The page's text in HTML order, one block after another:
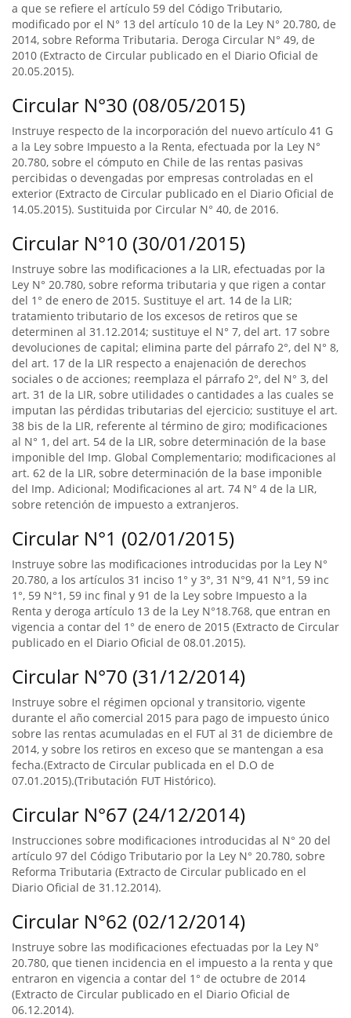
a que se refiere el artículo 59 del Código Tributario,
modificado por el N° 13 del artículo 10 de la Ley N° 20.780, de
2014, sobre Reforma Tributaria. Deroga Circular N° 49, de
2010 (Extracto de Circular publicado en el Diario Oficial de
20.05.2015).
Circular N°30 (08/05/2015)
Instruye respecto de la incorporación del nuevo artículo 41 G
a la Ley sobre Impuesto a la Renta, efectuada por la Ley N°
20.780, sobre el cómputo en Chile de las rentas pasivas
percibidas o devengadas por empresas controladas en el
exterior (Extracto de Circular publicado en el Diario Oficial de
14.05.2015). Sustituida por Circular N° 40, de 2016.
Circular N°10 (30/01/2015)
Instruye sobre las modificaciones a la LIR, efectuadas por la
Ley N° 20.780, sobre reforma tributaria y que rigen a contar
del 1° de enero de 2015. Sustituye el art. 14 de la LIR;
tratamiento tributario de los excesos de retiros que se
determinen al 31.12.2014; sustituye el N° 7, del art. 17 sobre
devoluciones de capital; elimina parte del párrafo 2°, del N° 8,
del art. 17 de la LIR respecto a enajenación de derechos
sociales o de acciones; reemplaza el párrafo 2°, del N° 3, del
art. 31 de la LIR, sobre utilidades o cantidades a las cuales se
imputan las pérdidas tributarias del ejercicio; sustituye el art.
38 bis de la LIR, referente al término de giro; modificaciones
al N° 1, del art. 54 de la LIR, sobre determinación de la base
imponible del Imp. Global Complementario; modificaciones al
art. 62 de la LIR, sobre determinación de la base imponible
del Imp. Adicional; Modificaciones al art. 74 N° 4 de la LIR,
sobre retención de impuesto a extranjeros.
Circular N°1 (02/01/2015)
Instruye sobre las modificaciones introducidas por la Ley N°
20.780, a los artículos 31 inciso 1° y 3°, 31 N°9, 41 N°1, 59 inc
1°, 59 N°1, 59 inc final y 91 de la Ley sobre Impuesto a la
Renta y deroga artículo 13 de la Ley N°18.768, que entran en
vigencia a contar del 1° de enero de 2015 (Extracto de Circular
publicado en el Diario Oficial de 08.01.2015).
Circular N°70 (31/12/2014)
Instruye sobre el régimen opcional y transitorio, vigente
durante el año comercial 2015 para pago de impuesto único
sobre las rentas acumuladas en el FUT al 31 de diciembre de
2014, y sobre los retiros en exceso que se mantengan a esa
fecha.(Extracto de Circular publicada en el D.O de
07.01.2015).(Tributación FUT Histórico).
Circular N°67 (24/12/2014)
Instrucciones sobre modificaciones introducidas al N° 20 del
artículo 97 del Código Tributario por la Ley N° 20.780, sobre
Reforma Tributaria (Extracto de Circular publicado en el
Diario Oficial de 31.12.2014).
Circular N°62 (02/12/2014)
Instruye sobre las modificaciones efectuadas por la Ley N°
20.780, que tienen incidencia en el impuesto a la renta y que
entraron en vigencia a contar del 1° de octubre de 2014
(Extracto de Circular publicado en el Diario Oficial de
06.12.2014).